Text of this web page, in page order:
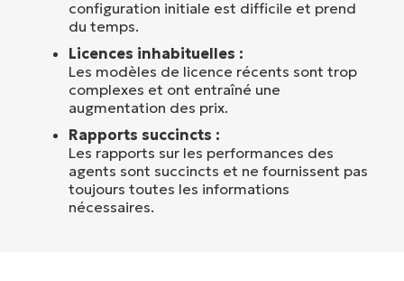
configuration initiale est difficile et prend
du temps.
Licences inhabituelles :
Les modèles de licence récents sont trop
complexes et ont entraîné une
augmentation des prix.
Rapports succincts :
Les rapports sur les performances des
agents sont succincts et ne fournissent pas
toujours toutes les informations
nécessaires.